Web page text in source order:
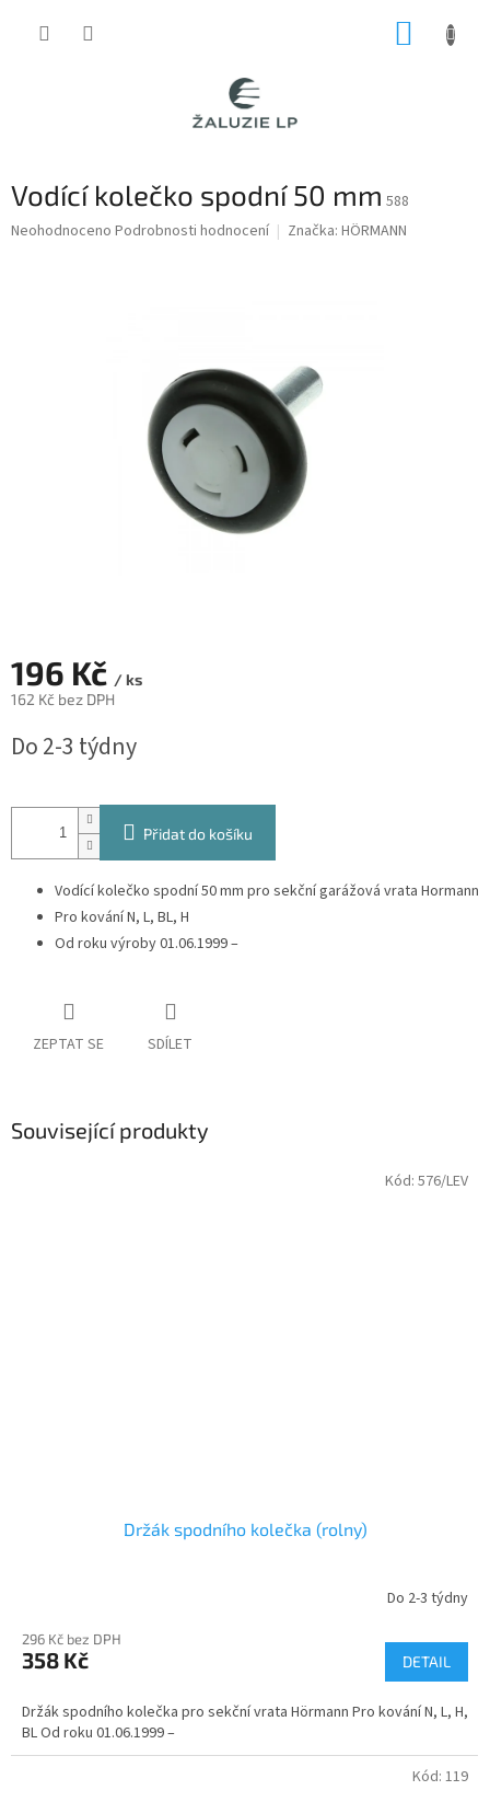
Vodící kolečko spodní 50 mm 588
Průměrné
Neohodnoceno Podrobnosti hodnocení Značka: HÖRMANN
196 Kč / ks
162 Kč bez DPH
cena:
Do 2-3 týdny
Přidat do košíku
Vodící kolečko spodní 50 mm pro sekční garážová vrata Hormann
Pro kování N, L, BL, H
Od roku výroby 01.06.1999 –
ZEPTAT SE SDÍLET
Související produkty
Držák spodního kolečka (rolny)
Do 2-3 týdny
296 Kč bez DPH
358 Kč DETAIL
Držák spodního kolečka pro sekční vrata Hörmann Pro kování N, L, H,
BL Od roku 01.06.1999 –
Kód: 576/LEV
Kód: 119